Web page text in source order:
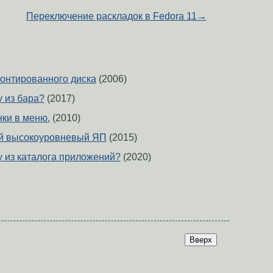
Переключение раскладок в Fedora 11 →
диска(2006)
из бара?(2017)
в меню. (2010)
высокоуровневый ЯП (2015)
из каталога приложений?(2020)
Вверх